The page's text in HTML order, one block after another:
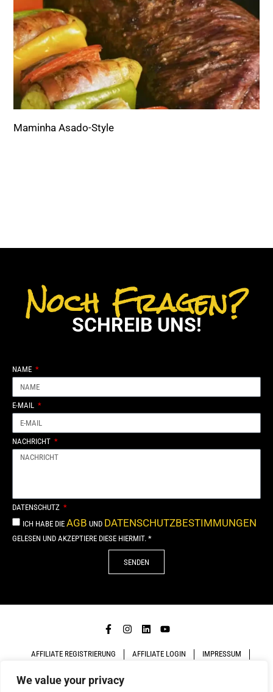
We value your privacy
Maminha Asado-Style
Noch Fragen?
SCHREIB UNS!
NAME
E-MAIL
NACHRICHT
DATENSCHUTZ
ICH HABE DIE AGB UND DATENSCHUTZBESTIMMUNGEN
GELESEN UND AKZEPTIERE DIESE HIERMIT. *
SENDEN
AFFILIATE REGISTRIERUNG AFFILIATE LOGIN IMPRESSUM
DATENSCHUTZ